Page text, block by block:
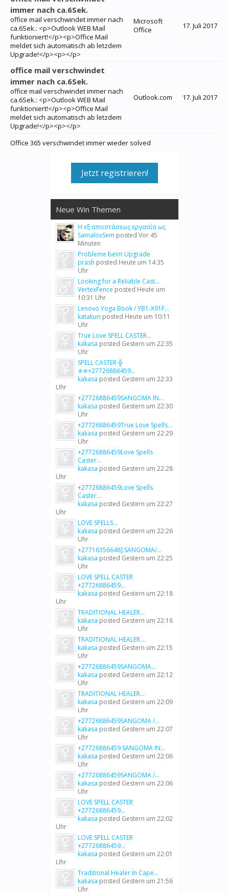
immer nach ca.6Sek.
office mail verschwindet immer nach
ca.6Sek.: <p>Outlook WEB Mail
funktioniert!</p><p>Office Mail
meldet sich automatisch ab letzdem
Upgrade!</p><p></p>
Microsoft
Office
17. Juli 2017
office mail verschwindet
immer nach ca.6Sek.
office mail verschwindet immer nach
ca.6Sek.: <p>Outlook WEB Mail
funktioniert!</p><p>Office Mail
meldet sich automatisch ab letzdem
Upgrade!</p><p></p>
Outlook.com 17. Juli 2017
Office 365 verschwindet immer wieder solved
Jetzt registrieren!
Neue Win Themen
Η εξ αποστάσεως εργασία ως
SamalovSem posted Vor 45
Minuten
Probleme beim Upgrade
prash posted Heute um 14:35
Uhr
Looking for a Reliable Cast...
VertexFence posted Heute um
10:31 Uhr
Lenovo Yoga Book / YB1-X91F...
katakuri posted Heute um 10:11
Uhr
True Love SPELL CASTER...
kakasa posted Gestern um 22:35
Uhr
SPELL CASTER ╬
✯✯+27726886459...
kakasa posted Gestern um 22:33
Uhr
+27726886459SANGOMA IN...
kakasa posted Gestern um 22:30
Uhr
+27726886459True Love Spells...
kakasa posted Gestern um 22:29
Uhr
+27726886459Love Spells
Caster...
kakasa posted Gestern um 22:28
Uhr
+27726886459Love Spells
Caster...
kakasa posted Gestern um 22:27
Uhr
LOVE SPELLS...
kakasa posted Gestern um 22:26
Uhr
+27716356648].SANGOMA/...
kakasa posted Gestern um 22:25
Uhr
LOVE SPELL CASTER
+27726886459...
kakasa posted Gestern um 22:18
Uhr
TRADITIONAL HEALER...
kakasa posted Gestern um 22:16
Uhr
TRADITIONAL HEALER...
kakasa posted Gestern um 22:15
Uhr
+27726886459SANGOMA...
kakasa posted Gestern um 22:12
Uhr
TRADITIONAL HEALER...
kakasa posted Gestern um 22:09
Uhr
+27726886459SANGOMA /...
kakasa posted Gestern um 22:07
Uhr
+27726886459 SANGOMA IN...
kakasa posted Gestern um 22:06
Uhr
+27726886459SANGOMA /...
kakasa posted Gestern um 22:06
Uhr
LOVE SPELL CASTER
+27726886459...
kakasa posted Gestern um 22:02
Uhr
LOVE SPELL CASTER
+27726886459...
kakasa posted Gestern um 22:01
Uhr
Traditional Healer In Cape...
kakasa posted Gestern um 21:56
Uhr